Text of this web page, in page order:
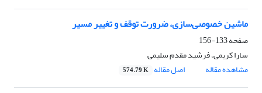
ماشین خصوصی‌سازی، ضرورت توقف و تغییر مسیر
صفحه133-156
سارا کریمی، فرشید مقدم سلیمی
مشاهده مقاله
اصل مقاله 574.79 K